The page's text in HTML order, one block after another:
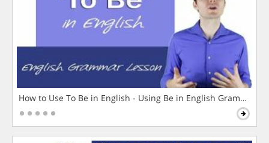
How to Use To Be in English - Using Be in English Grammar